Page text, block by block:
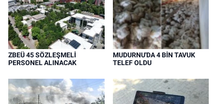
ZBEÜ 45 SÖZLEŞMELİ
PERSONEL ALINACAK
MUDURNU'DA 4 BİN TAVUK
TELEF OLDU